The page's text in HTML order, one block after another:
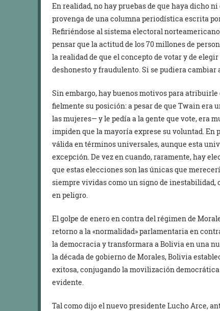
En realidad, no hay pruebas de que haya dicho
provenga de una columna periodística escrita
Refiriéndose al sistema electoral
pensar que la actitud de los 70 millones de
la realidad de que el concepto de votar y de
deshonesto y fraudulento. Si se pudiera cambiar
Sin embargo, hay buenos motivos para
fielmente su posición: a pesar de que Twain
las mujeres— y le pedía a la gente que vote, era
impiden que la mayoría exprese su voluntad.
válida en términos universales, aunque esta
excepción. De vez en cuando, raramente, hay
que estas elecciones son las únicas que
siempre vividas como un signo de
en peligro.
El golpe de enero en contra del régimen de
retorno a la «normalidad» parlamentaria en
la democracia y transformara a Bolivia en una
la década de gobierno de Morales, Bolivia
exitosa, conjugando la movilización
evidente.
Tal como dijo el nuevo presidente Lucho Arce,